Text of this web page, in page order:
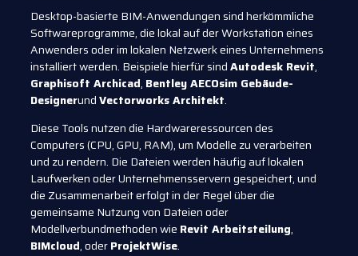
Desktop-basierte BIM-Anwendungen sind herkömmliche
Softwareprogramme, die lokal auf der Workstation eines
Anwenders oder im lokalen Netzwerk eines Unternehmens
installiert werden. Beispiele hierfür sindAutodesk Revit,
Graphisoft Archicad, Bentley AECOsim Gebäude-
DesignerundVectorworks Architekt.
Diese Tools nutzen die Hardwareressourcen des
Computers (CPU, GPU, RAM), um Modelle zu verarbeiten
und zu rendern. Die Dateien werden häufig auf lokalen
Laufwerken oder Unternehmensservern gespeichert, und
die Zusammenarbeit erfolgt in der Regel über die
gemeinsame Nutzung von Dateien oder
Modellverbundmethoden wie Revit Arbeitsteilung,
BIMcloud, oderProjektWise.